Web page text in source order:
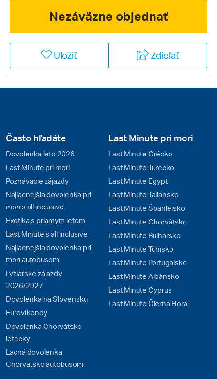
mesiacoch. Všeobecne vysoká kvalita služieb a
možností vyžitia pre rodiny s deťmi sú istotou, s ktorou
môžete pri cestovaní do tejto krajiny počítať. Služby
sú vo vyspelom Rakúsku precízne a mnohokrát
prekvapia. Cieľom nádhernej letnej dovolenky môžu
byť horské túry, ako aj wellness oddych pri
strediská slovenských lyžiarov Dachstein West alebo
Dachstein / Schladming.
Nezáväzne objednať
Uložiť Zdieľať
Často hľadáte
Dovolenka leto 2026
Last Minute pri mori
Poznávacie zájazdy
Najlacnejšia dovolenka pri
mori s all inclusive
Exotika s priamym letom
Last Minute s all inclusive
Najlacnejšia dovolenka pri
mori autobusom
Lyžiarske zájazdy
2026/2027
Dovolenka na Slovensku
Eurovíkendy
Dovolenka Chorvátsko
letecky
Lacná dovolenka
Chorvátsko autobusom
Last Minute pri mori
Last Minute Grécko
Last Minute Turecko
Last Minute Egypt
Last Minute Taliansko
Last Minute Španielsko
Last Minute Chorvátsko
Last Minute Bulharsko
Last Minute Tunisko
Last Minute Portugalsko
Last Minute Albánsko
Last Minute Cyprus
Last Minute Čierna Hora